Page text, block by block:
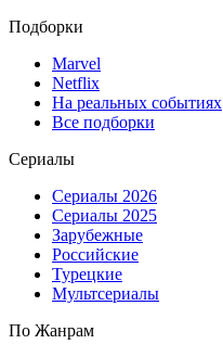
Подборки
Marvel
Netflix
На реальных событиях
Все подборки
Сериалы
Сериалы 2026
Сериалы 2025
Зарубежные
Российские
Турецкие
Мультсериалы
По Жанрам